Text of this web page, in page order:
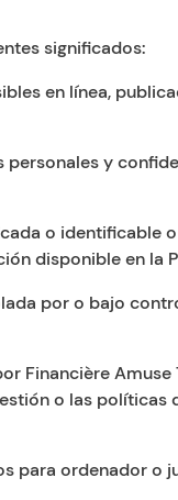
significados:
en línea,
y
o identificable
disponible en la
por o bajo
Financière Amuse
o las políticas
para ordenador o